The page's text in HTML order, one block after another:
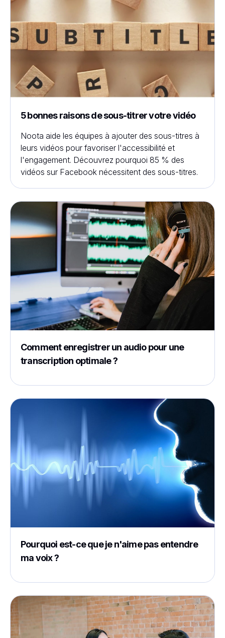
5 bonnes raisons de sous-titrer votre vidéo
Noota aide les équipes à ajouter des sous-titres à
leurs vidéos pour favoriser l'accessibilité et
l'engagement. Découvrez pourquoi 85 % des
vidéos sur Facebook nécessitent des sous-titres.
Comment enregistrer un audio pour une
transcription optimale ?
Pourquoi est-ce que je n'aime pas entendre
ma voix ?